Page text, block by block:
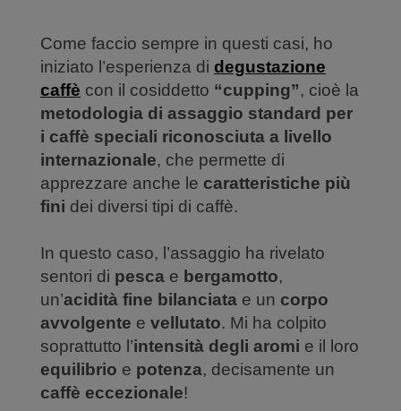
Come faccio sempre in questi casi, ho
iniziato l’esperienza di degustazione
caffè con il cosiddetto “cupping”, cioè la
metodologia di assaggio standard per
i caffè speciali riconosciuta a livello
internazionale, che permette di
apprezzare anche le caratteristiche più
fini dei diversi tipi di caffè.
In questo caso, l’assaggio ha rivelato
sentori di pesca e bergamotto,
un’acidità fine bilanciata e un corpo
avvolgente e vellutato. Mi ha colpito
soprattutto l’intensità degli aromi e il loro
equilibrio e potenza, decisamente un
caffè eccezionale!